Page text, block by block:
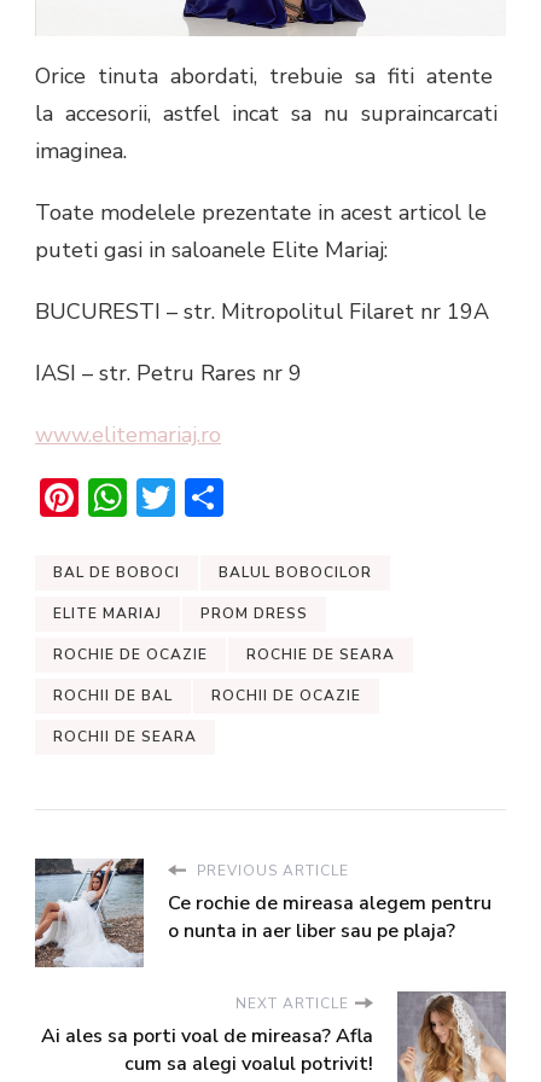
Orice tinuta abordati, trebuie sa fiti atente
la accesorii, astfel incat sa nu supraincarcati
imaginea.
Toate modelele prezentate in acest articol le
puteti gasi in saloanele Elite Mariaj:
BUCURESTI – str. Mitropolitul Filaret nr 19A
IASI – str. Petru Rares nr 9
www.elitemariaj.ro
Pinterest
WhatsApp
Twitter
BAL DE BOBOCI BALUL BOBOCILOR
ELITE MARIAJ PROM DRESS
ROCHIE DE OCAZIE ROCHIE DE SEARA
ROCHII DE BAL ROCHII DE OCAZIE
ROCHII DE SEARA
PREVIOUS ARTICLE
Ce rochie de mireasa alegem pentru
o nunta in aer liber sau pe plaja?
NEXT ARTICLE
Ai ales sa porti voal de mireasa? Afla
cum sa alegi voalul potrivit!